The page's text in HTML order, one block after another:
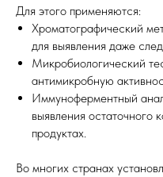
Для этого применяются:
Хроматографический
для выявления даже
Микробиологический
антимикробную
Иммуноферментный
выявления остаточного
продуктах.
Во многих странах